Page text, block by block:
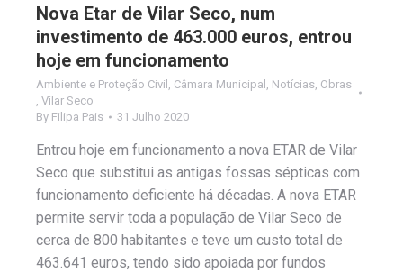
Nova Etar de Vilar Seco, num
investimento de 463.000 euros, entrou
hoje em funcionamento
Ambiente e Proteção Civil , Câmara Municipal , Notícias, Obras
, Vilar Seco
By Filipa Pais 31 Julho 2020
Entrou hoje em funcionamento a nova ETAR de Vilar
Seco que substitui as antigas fossas sépticas com
funcionamento deficiente há décadas. A nova ETAR
permite servir toda a população de Vilar Seco de
cerca de 800 habitantes e teve um custo total de
463.641 euros, tendo sido apoiada por fundos